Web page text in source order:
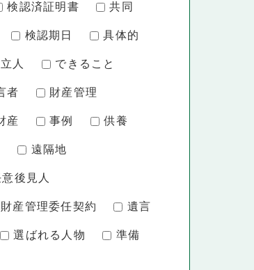
検認済証明書 共同
検認期日 具体的
人 できること
者 財産管理
産 事例 供養
遠隔地
後見人
財産管理委任契約 遺言
選ばれる人物 準備